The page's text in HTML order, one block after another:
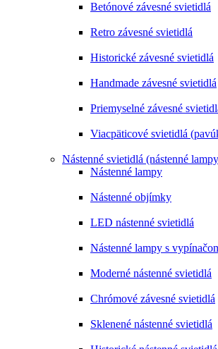
Betónové závesné svietidlá
Retro závesné svietidlá
Historické závesné svietidlá
Handmade závesné svietidlá
Priemyselné závesné
Viacpäticové svietidlá
Nástenné svietidlá (nástenné
Nástenné lampy
Nástenné objímky
LED nástenné svietidlá
Nástenné lampy s
Moderné nástenné svietidlá
Chrómové závesné svietidlá
Sklenené nástenné svietidlá